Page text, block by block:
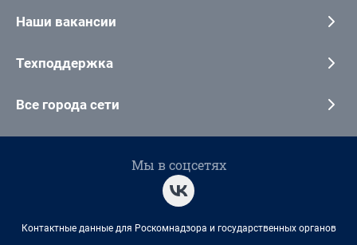
Наши вакансии
Техподдержка
Все города сети
Мы в соцсетях
Контактные данные для Роскомнадзора и государственных органов